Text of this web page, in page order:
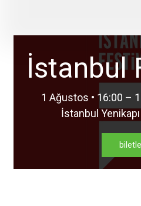
İstanbul
1 Ağustos • 16:00 –
İstanbul